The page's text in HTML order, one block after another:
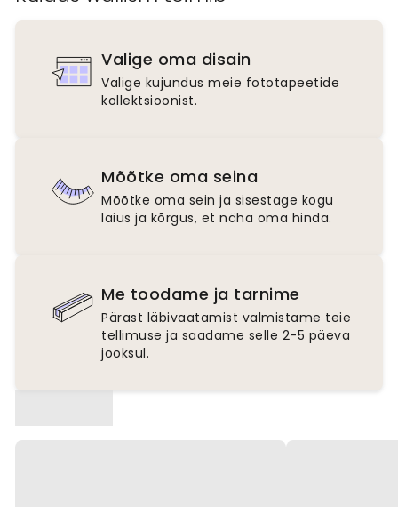
Valige oma disain
Valige kujundus meie fototapeetide
kollektsioonist.
Mõõtke oma seina
Mõõtke oma sein ja sisestage kogu
laius ja kõrgus, et näha oma hinda.
Me toodame ja tarnime
Pärast läbivaatamist valmistame teie
tellimuse ja saadame selle 2-5 päeva
jooksul.